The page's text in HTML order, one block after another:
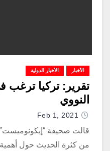
الأخبار الأخبار الدولية
تقرير: تركيا ترغب
النووي
Feb 1, 2021
قالت صحيفة “إيكونوميست”
من كثرة الحديث حول أهمية